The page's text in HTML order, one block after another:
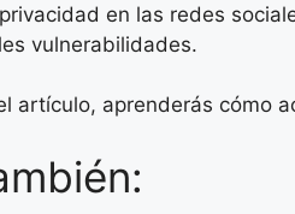
en las redes
vulnerabilidades.
artículo, aprenderás cómo